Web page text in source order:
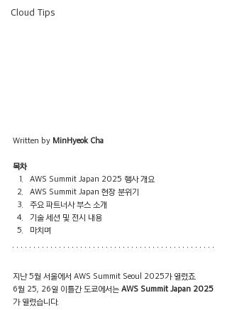
Cloud Tips
Written by MinHyeok Cha
목차
AWS Summit Japan 2025 행사 개요
AWS Summit Japan 현장 분위기
주요 파트너사 부스 소개
기술 세션 및 전시 내용
마치며
지난 5월 서울에서 AWS Summit Seoul 2025가 열렸죠.
6월 25, 26일 이틀간 도쿄에서는 AWS Summit Japan 2025
가 열렸습니다.